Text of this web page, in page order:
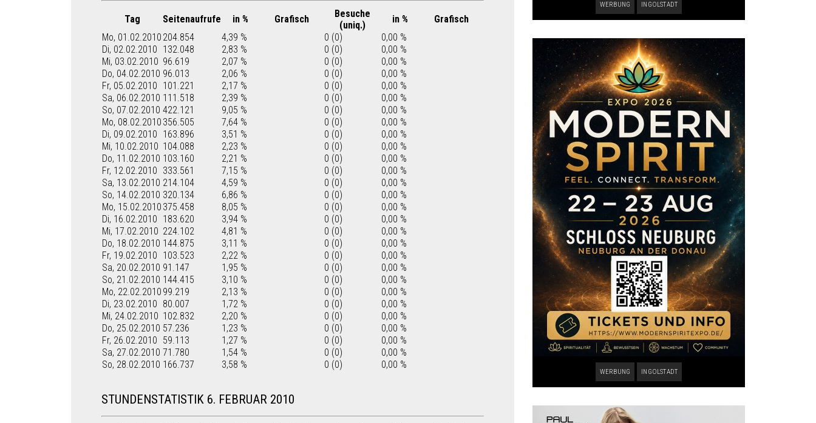
Tag Seitenaufrufe in % Grafisch
Besuche
(uniq.)
in %
Grafisch
Mo, 01.02.2010 204.854 4,39 % 0 (0)
0,00 %
Di, 02.02.2010 132.048 2,83 % 0 (0)
0,00 %
Mi, 03.02.2010 96.619 2,07 % 0 (0)
0,00 %
Do, 04.02.2010 96.013 2,06 % 0 (0)
0,00 %
Fr, 05.02.2010 101.221 2,17 % 0 (0)
0,00 %
Sa, 06.02.2010 111.518 2,39 % 0 (0)
0,00 %
So, 07.02.2010 422.121 9,05 % 0 (0)
0,00 %
Mo, 08.02.2010 356.505 7,64 % 0 (0)
0,00 %
Di, 09.02.2010 163.896 3,51 % 0 (0)
0,00 %
Mi, 10.02.2010 104.088 2,23 % 0 (0)
0,00 %
Do, 11.02.2010 103.160 2,21 % 0 (0)
0,00 %
Fr, 12.02.2010 333.561 7,15 % 0 (0)
0,00 %
Sa, 13.02.2010 214.104 4,59 % 0 (0)
0,00 %
So, 14.02.2010 320.134 6,86 % 0 (0)
0,00 %
Mo, 15.02.2010 375.458 8,05 % 0 (0)
0,00 %
Di, 16.02.2010 183.620 3,94 % 0 (0)
0,00 %
Mi, 17.02.2010 224.102 4,81 % 0 (0)
0,00 %
Do, 18.02.2010 144.875 3,11 % 0 (0)
0,00 %
Fr, 19.02.2010 103.523 2,22 % 0 (0)
0,00 %
Sa, 20.02.2010 91.147 1,95 % 0 (0)
0,00 %
So, 21.02.2010 144.415 3,10 % 0 (0)
0,00 %
Mo, 22.02.2010 99.219 2,13 % 0 (0)
0,00 %
Di, 23.02.2010 80.007 1,72 % 0 (0)
0,00 %
Mi, 24.02.2010 102.832 2,20 % 0 (0)
0,00 %
Do, 25.02.2010 57.236 1,23 % 0 (0)
0,00 %
Fr, 26.02.2010 59.113 1,27 % 0 (0)
0,00 %
Sa, 27.02.2010 71.780 1,54 % 0 (0)
0,00 %
So, 28.02.2010 166.737 3,58 % 0 (0) 0,00 %
STUNDENSTATISTIK 6. FEBRUAR 2010
WERBUNG INGOLSTADT
WERBUNG INGOLSTADT